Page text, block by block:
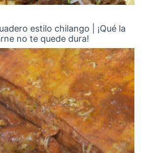
estilo chilango | ¡Qué la
no te quede dura!